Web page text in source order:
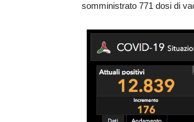
somministrato 771 dosi di